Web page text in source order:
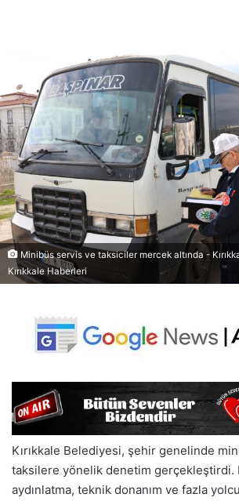
Minibüs servis ve taksiciler mercek altında -
Kırıkkale Haberleri
Kırıkkale Belediyesi, şehir genelinde
taksilere yönelik denetim gerçekleştirdi.
aydınlatma, teknik donanım ve fazla